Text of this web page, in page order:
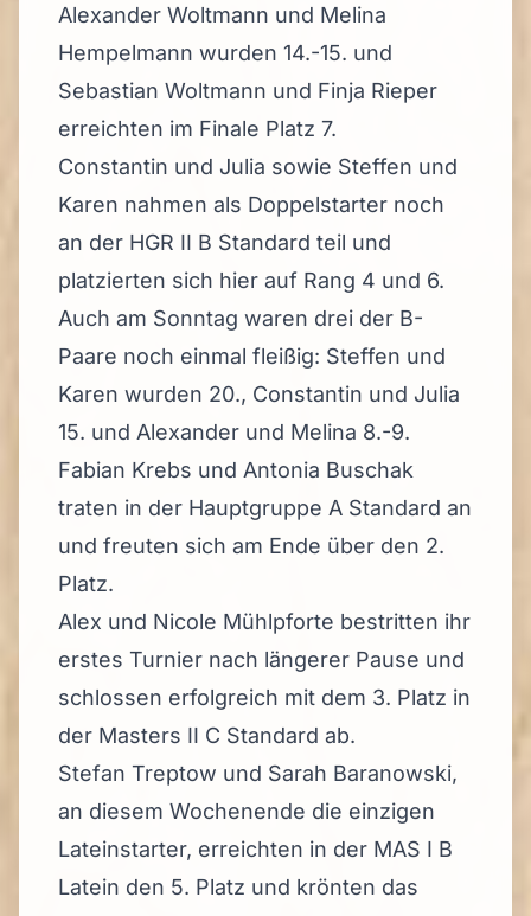
Alexander Woltmann und Melina
Hempelmann wurden 14.-15. und
Sebastian Woltmann und Finja Rieper
erreichten im Finale Platz 7.
Constantin und Julia sowie Steffen und
Karen nahmen als Doppelstarter noch
an der HGR II B Standard teil und
platzierten sich hier auf Rang 4 und 6.
Auch am Sonntag waren drei der B-
Paare noch einmal fleißig: Steffen und
Karen wurden 20., Constantin und Julia
15. und Alexander und Melina 8.-9.
Fabian Krebs und Antonia Buschak
traten in der Hauptgruppe A Standard an
und freuten sich am Ende über den 2.
Platz.
Alex und Nicole Mühlpforte bestritten ihr
erstes Turnier nach längerer Pause und
schlossen erfolgreich mit dem 3. Platz in
der Masters II C Standard ab.
Stefan Treptow und Sarah Baranowski,
an diesem Wochenende die einzigen
Lateinstarter, erreichten in der MAS I B
Latein den 5. Platz und krönten das